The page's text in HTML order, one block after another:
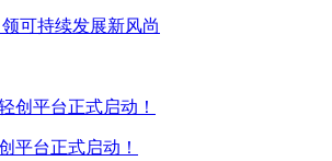
可持续发展新风尚
平台正式启动！